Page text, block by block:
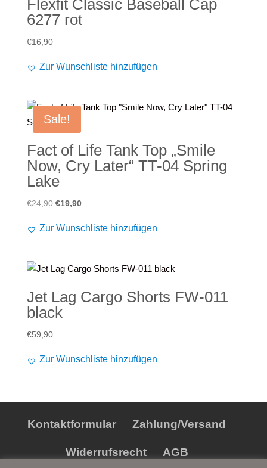
Flexfit Classic Baseball Cap
6277 rot
€16,90
Zur Wunschliste hinzufügen
Sale!
Fact of Life Tank Top „Smile
Now, Cry Later“ TT-04 Spring
Lake
€24,90 Ursprünglicher
war:
€19,90Aktueller
ist:
Zur Wunschliste hinzufügen
Jet Lag Cargo Shorts FW-011
black
€59,90
Zur Wunschliste hinzufügen
Kontaktformular Zahlung/Versand
Widerrufsrecht AGB